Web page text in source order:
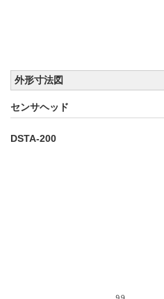
外形寸法図
センサヘッド
DSTA-200